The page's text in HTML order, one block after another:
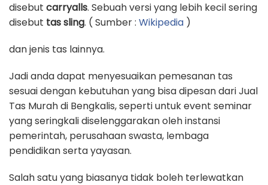
disebut carryalls. Sebuah versi yang lebih kecil sering
disebut tas sling. ( Sumber : Wikipedia )
dan jenis tas lainnya.
Jadi anda dapat menyesuaikan pemesanan tas
sesuai dengan kebutuhan yang bisa dipesan dari Jual
Tas Murah di Bengkalis, seperti untuk event seminar
yang seringkali diselenggarakan oleh instansi
pemerintah, perusahaan swasta, lembaga
pendidikan serta yayasan.
Salah satu yang biasanya tidak boleh terlewatkan